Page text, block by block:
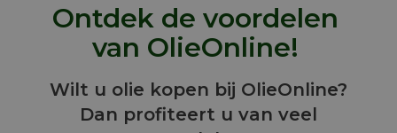
Ontdek de voordelen
van OlieOnline!
Wilt u olie kopen bij OlieOnline?
Dan profiteert u van veel